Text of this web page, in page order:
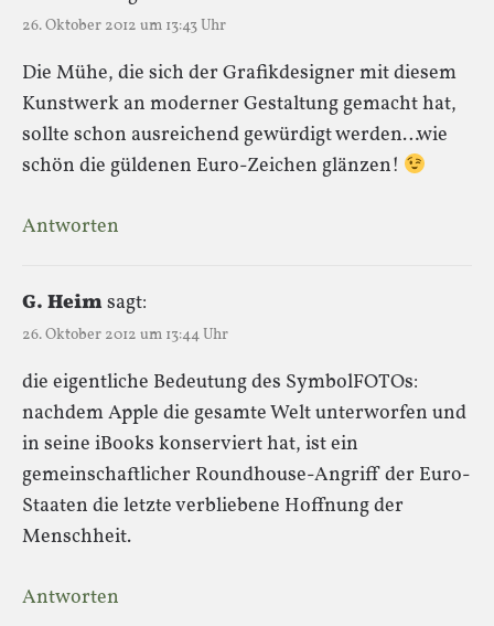
26. Oktober 2012 um 13:43 Uhr
Die Mühe, die sich der Grafikdesigner mit diesem
Kunstwerk an moderner Gestaltung gemacht hat,
sollte schon ausreichend gewürdigt werden…wie
schön die güldenen Euro-Zeichen glänzen!
Antworten
G. Heimsagt:
26. Oktober 2012 um 13:44 Uhr
die eigentliche Bedeutung des SymbolFOTOs:
nachdem Apple die gesamte Welt unterworfen und
in seine iBooks konserviert hat, ist ein
gemeinschaftlicher Roundhouse-Angriff der Euro-
Staaten die letzte verbliebene Hoffnung der
Menschheit.
Antworten